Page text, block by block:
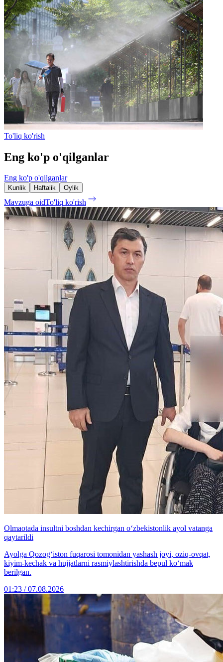
To'liq ko'rish
Eng ko'p o'qilganlar
Eng ko'p o'qilganlar
Kunlik Haftalik Oylik
Mavzuga oidTo'liq ko'rish
Olmaotada insultni boshdan kechirgan o‘zbekistonlik ayol vatanga
qaytarildi
Ayolga Qozog‘iston fuqarosi tomonidan yashash joyi, oziq-ovqat,
kiyim-kechak va hujjatlarni rasmiylashtirishda bepul ko‘mak
berilgan.
01:23 / 07.08.2026